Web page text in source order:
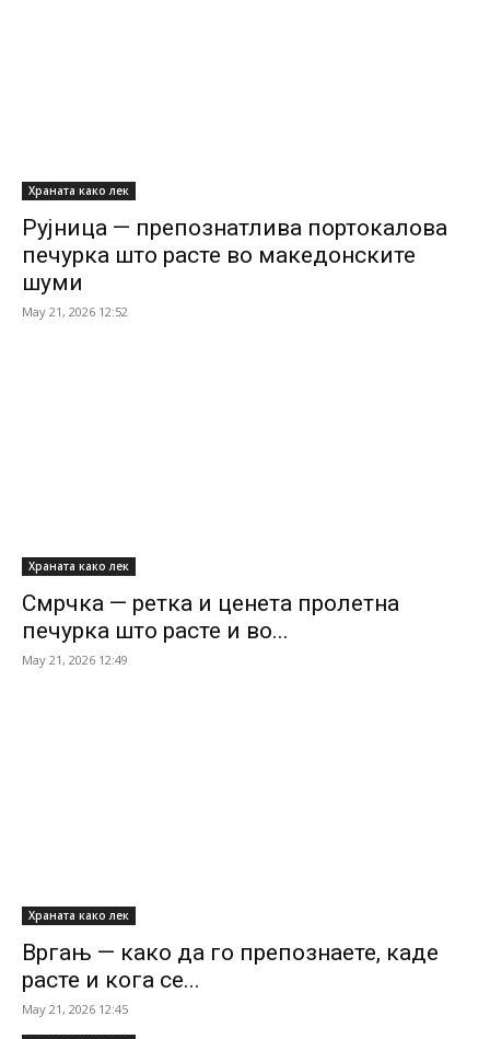
Храната како лек
Рујница — препознатлива портокалова
печурка што расте во македонските
шуми
May 21, 2026 12:52
Храната како лек
Смрчка — ретка и ценета пролетна
печурка што расте и во...
May 21, 2026 12:49
Храната како лек
Вргањ — како да го препознаете, каде
расте и кога се...
May 21, 2026 12:45